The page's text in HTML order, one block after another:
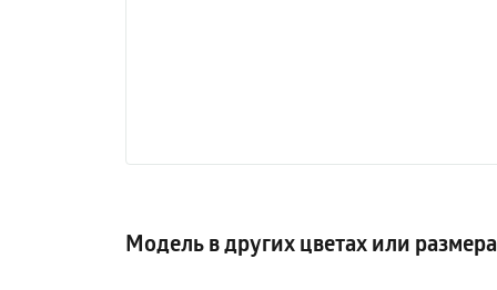
Модель в других цветах или